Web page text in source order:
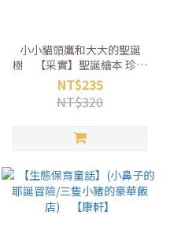
小小貓頭鷹和大大的聖誕
樹 【采實】聖誕繪本 珍惜
自然
NT$235
NT$320